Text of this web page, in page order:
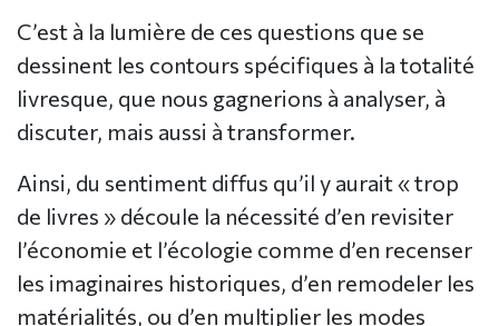
C’est à la lumière de ces questions que se
dessinent les contours spécifiques à la totalité
livresque, que nous gagnerions à analyser, à
discuter, mais aussi à transformer.
Ainsi, du sentiment diffus qu’il y aurait « trop
de livres » découle la nécessité d’en revisiter
l’économie et l’écologie comme d’en recenser
les imaginaires historiques, d’en remodeler les
matérialités, ou d’en multiplier les modes